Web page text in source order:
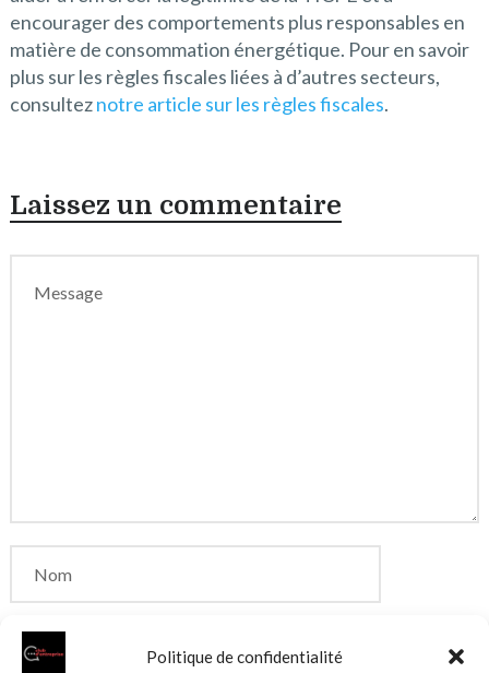
Politique de confidentialité
encourager des comportements plus responsables en
matière de consommation énergétique. Pour en savoir
plus sur les règles fiscales liées à d’autres secteurs,
consulteznotre article sur les règles fiscales.
Laissez un commentaire